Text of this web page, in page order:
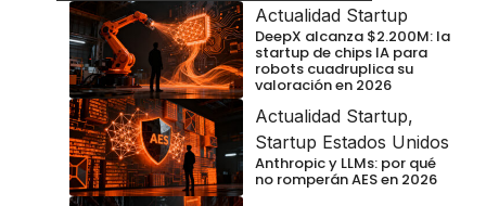
Actualidad Startup
DeepX alcanza $2.200M: la
startup de chips IA para
robots cuadruplica su
valoración en 2026
Actualidad Startup,
Startup Estados Unidos
Anthropic y LLMs: por qué
no romperán AES en 2026